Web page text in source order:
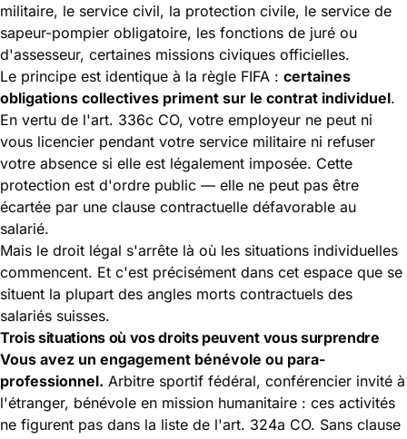
militaire, le service civil, la protection civile, le service de
sapeur-pompier obligatoire, les fonctions de juré ou
d'assesseur, certaines missions civiques officielles.
Le principe est identique à la règle FIFA : certaines
obligations collectives priment sur le contrat individuel.
En vertu de l'art. 336c CO, votre employeur ne peut ni
vous licencier pendant votre service militaire ni refuser
votre absence si elle est légalement imposée. Cette
protection est d'ordre public — elle ne peut pas être
écartée par une clause contractuelle défavorable au
salarié.
Mais le droit légal s'arrête là où les situations individuelles
commencent. Et c'est précisément dans cet espace que se
situent la plupart des angles morts contractuels des
salariés suisses.
Trois situations où vos droits peuvent vous surprendre
Vous avez un engagement bénévole ou para-
professionnel. Arbitre sportif fédéral, conférencier invité à
l'étranger, bénévole en mission humanitaire : ces activités
ne figurent pas dans la liste de l'art. 324a CO. Sans clause